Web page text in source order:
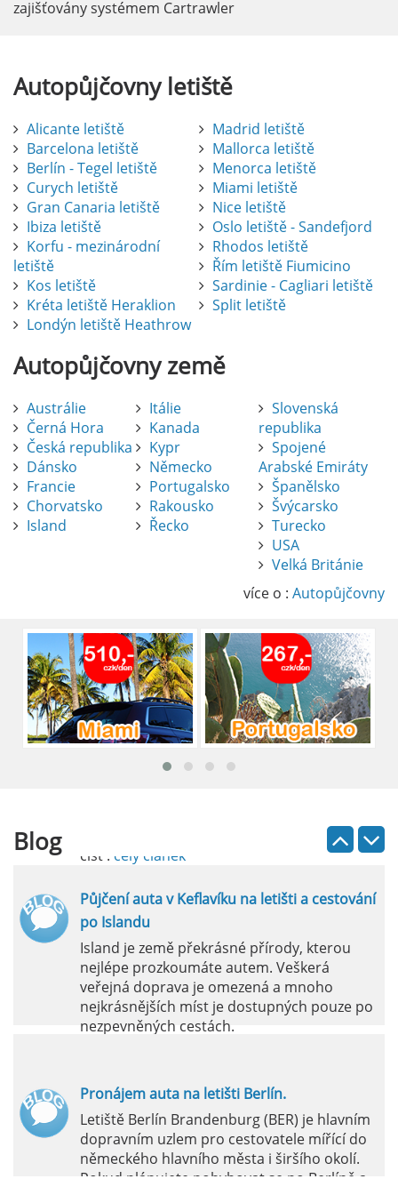
zajišťovány systémem Cartrawler
Autopůjčovnyletiště
Alicante letiště
Barcelona letiště
Berlín - Tegel letiště
Curych letiště
Gran Canaria letiště
Ibiza letiště
Korfu - mezinárodní
letiště
Kos letiště
Kréta letiště Heraklion
Londýn letiště Heathrow
Madrid letiště
Mallorca letiště
Menorca letiště
Miami letiště
Nice letiště
Oslo letiště - Sandefjord
Rhodos letiště
Řím letiště Fiumicino
Sardinie - Cagliari letiště
Split letiště
Autopůjčovnyzemě
Austrálie
Černá Hora
Česká republika
Dánsko
Francie
Chorvatsko
Island
Itálie
Kanada
Kypr
Německo
Portugalsko
Rakousko
Řecko
Slovenská
republika
Spojené
Arabské Emiráty
Španělsko
Švýcarsko
Turecko
USA
Velká Británie
více o : Autopůjčovny
Blog
Pronájem auta na letišti Alicante
Půjčení auta na letišti v Alicante je výborný
způsob, jak pohodlně objevovat město i jeho
brána do regionu Costa Blanca, se nachází
přibližně 9 km od centra Alicante.
číst :celý článek
Pronájem auta na letišti Lefkada: Kompletní
průvodce
Půjčení auta na letišti Lefkada je skvělý
číst : celý článek
Půjčení auta v Keflavíku na letišti a cestování
po Islandu
Island je země překrásné přírody, kterou
nejlépe prozkoumáte autem. Veškerá
veřejná doprava je omezená a mnoho
nejkrásnějších míst je dostupných pouze po
nezpevněných cestách.
Pronájem auta na letišti Berlín.
Letiště Berlín Brandenburg (BER) je hlavním
dopravním uzlem pro cestovatele mířící do
německého hlavního města i širšího okolí.
Pokud plánujete pohybovat se po Berlíně a